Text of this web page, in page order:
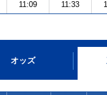
11:09 11:33
オッズ